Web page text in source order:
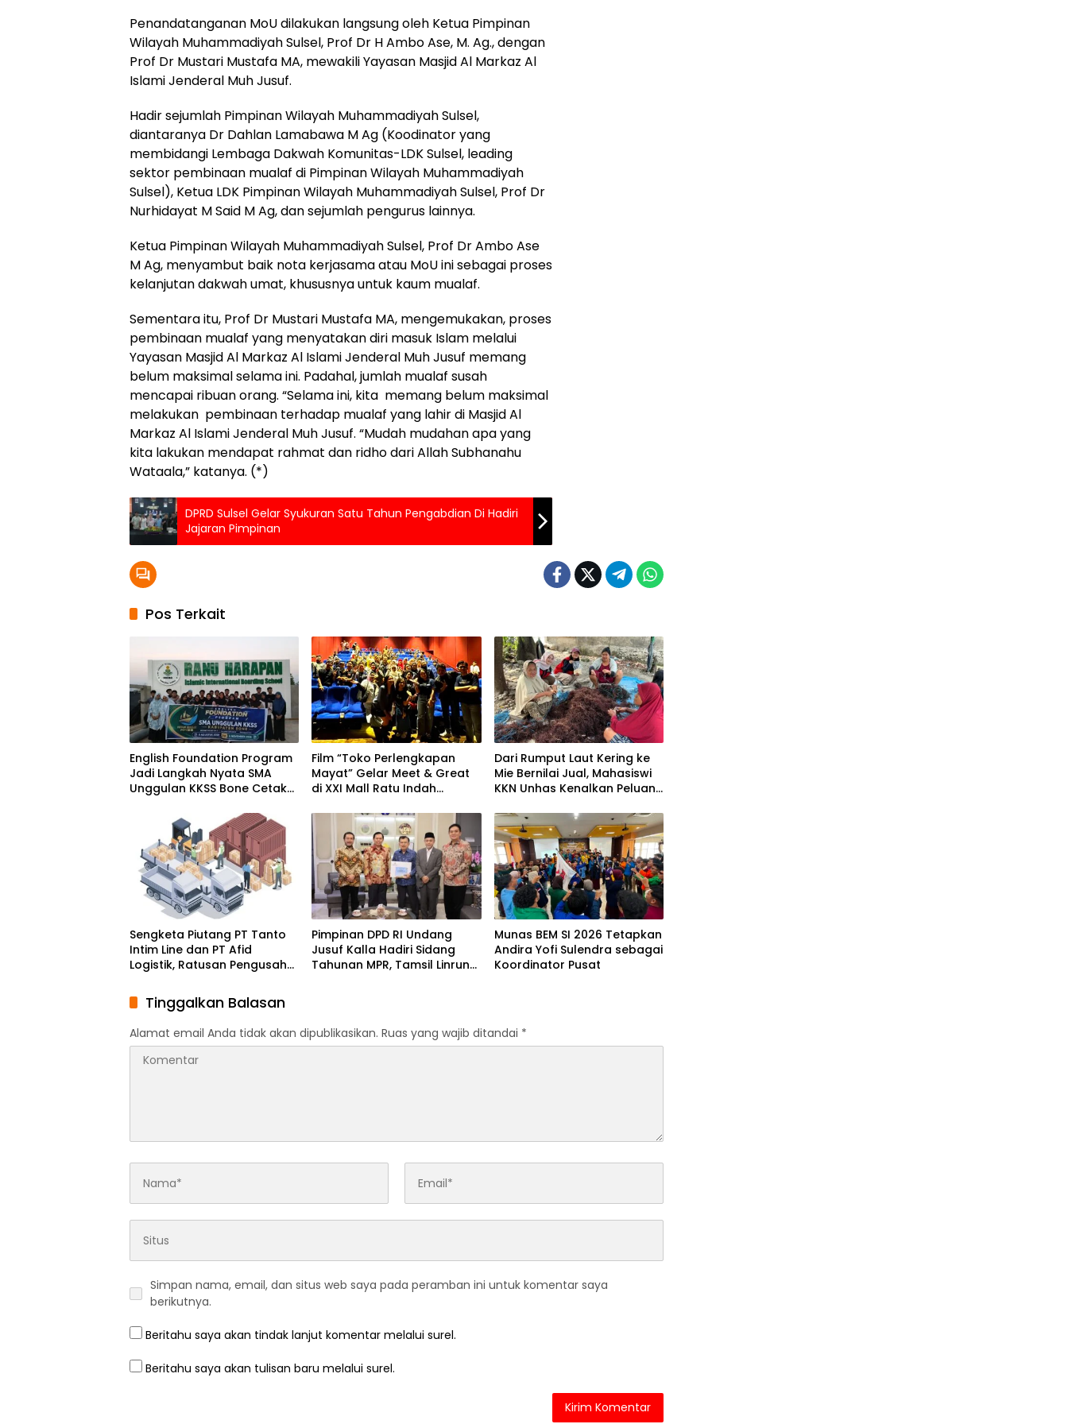
Penandatanganan MoU dilakukan langsung oleh Ketua Pimpinan
Wilayah Muhammadiyah Sulsel, Prof Dr H Ambo Ase, M. Ag., dengan
Prof Dr Mustari Mustafa MA, mewakili Yayasan Masjid Al Markaz Al
Islami Jenderal Muh Jusuf.
Hadir sejumlah Pimpinan Wilayah Muhammadiyah Sulsel,
diantaranya Dr Dahlan Lamabawa M Ag (Koodinator yang
membidangi Lembaga Dakwah Komunitas-LDK Sulsel, leading
sektor pembinaan mualaf di Pimpinan Wilayah Muhammadiyah
Sulsel), Ketua LDK Pimpinan Wilayah Muhammadiyah Sulsel, Prof Dr
Nurhidayat M Said M Ag, dan sejumlah pengurus lainnya.
Ketua Pimpinan Wilayah Muhammadiyah Sulsel, Prof Dr Ambo Ase
M Ag, menyambut baik nota kerjasama atau MoU ini sebagai proses
kelanjutan dakwah umat, khususnya untuk kaum mualaf.
Sementara itu, Prof Dr Mustari Mustafa MA, mengemukakan, proses
pembinaan mualaf yang menyatakan diri masuk Islam melalui
Yayasan Masjid Al Markaz Al Islami Jenderal Muh Jusuf memang
belum maksimal selama ini. Padahal, jumlah mualaf susah
mencapai ribuan orang. “Selama ini, kita memang belum maksimal
melakukan pembinaan terhadap mualaf yang lahir di Masjid Al
Markaz Al Islami Jenderal Muh Jusuf. “Mudah mudahan apa yang
kita lakukan mendapat rahmat dan ridho dari Allah Subhanahu
Wataala,” katanya. (*)
DPRD Sulsel Gelar Syukuran Satu Tahun Pengabdian Di Hadiri
Jajaran Pimpinan
Pos Terkait
English Foundation Program
Jadi Langkah Nyata SMA
Unggulan KKSS Bone Cetak
Film “Toko Perlengkapan
Mayat” Gelar Meet & Great
di XXI Mall Ratu Indah
Dari Rumput Laut Kering ke
Mie Bernilai Jual, Mahasiswi
KKN Unhas Kenalkan Peluang
Desa Baruga
Sengketa Piutang PT Tanto
Intim Line dan PT Afid
Logistik, Ratusan Pengusaha
Ikut Dirugikan
Pimpinan DPD RI Undang
Jusuf Kalla Hadiri Sidang
Tahunan MPR, Tamsil Linrung:
Munas BEM SI 2026 Tetapkan
Andira Yofi Sulendra sebagai
Koordinator Pusat
Tinggalkan Balasan
Alamat email Anda tidak akan dipublikasikan. Ruas yang wajib ditandai *
Simpan nama, email, dan situs web saya pada peramban ini untuk komentar saya
berikutnya.
Beritahu saya akan tindak lanjut komentar melalui surel.
Beritahu saya akan tulisan baru melalui surel.